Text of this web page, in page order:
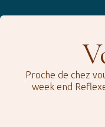
Proche de chez
week end